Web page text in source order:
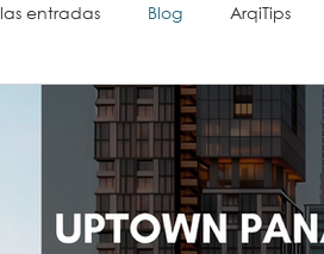
PEDASÍ (PLOT 2025)
entradas Blog ArqiTips
DOYC ArqiLessons
Planos Panamá Emprendiendo